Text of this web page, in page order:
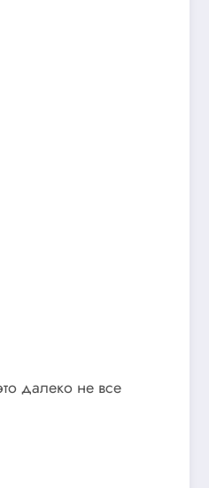
далеко не все